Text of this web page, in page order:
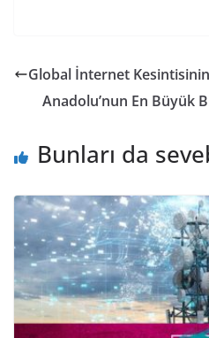
Global İnternet
Anadolu’nun En Büyük
Bunları da